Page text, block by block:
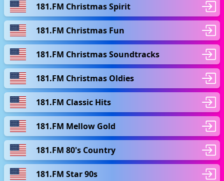
181.FM Christmas Spirit
181.FM Christmas Fun
181.FM Christmas Soundtracks
181.FM Christmas Oldies
181.FM Classic Hits
181.FM Mellow Gold
181.FM 80's Country
181.FM Star 90s